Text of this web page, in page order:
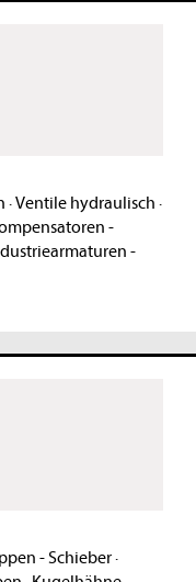
·Ventile hydraulisch ·
-
-
- Schieber·